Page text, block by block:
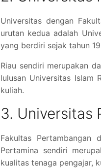
Universitas dengan
urutan kedua adalah
yang berdiri sejak tahun
Riau sendiri merupakan
lulusan Universitas Islam
kuliah.
3. Universitas
Fakultas Pertambangan
Pertamina sendiri
kualitas tenaga pengajar,